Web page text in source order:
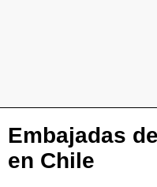
Embajadas
en Chile